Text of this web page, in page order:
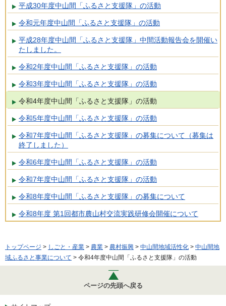
平成30年度中山間「ふるさと支援隊」の活動
令和元年度中山間「ふるさと支援隊」の活動
平成28年度中山間「ふるさと支援隊」中間活動報告会を開催い
たしました。
令和2年度中山間「ふるさと支援隊」の活動
令和3年度中山間「ふるさと支援隊」の活動
令和4年度中山間「ふるさと支援隊」の活動
令和5年度中山間「ふるさと支援隊」の活動
令和7年度中山間「ふるさと支援隊」の募集について（募集は
終了しました）
令和6年度中山間「ふるさと支援隊」の活動
令和7年度中山間「ふるさと支援隊」の活動
令和8年度中山間「ふるさと支援隊」の募集について
令和8年度 第1回都市農山村交流実践研修会開催について
トップページ > しごと・産業 > 農業 > 農村振興 > 中山間地域活性化 > 中山間地
域ふるさと事業について > 令和4年度中山間「ふるさと支援隊」の活動
ページの先頭へ戻る